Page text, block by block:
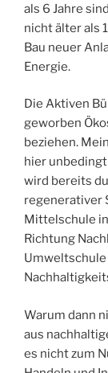
als 6 Jahre
nicht älter als
Bau neuer
Energie.
Die Aktiven
geworben
beziehen.
hier
wird bereits
regenerativer
Mittelschule
Richtung
Warum dann
aus
es nicht zum